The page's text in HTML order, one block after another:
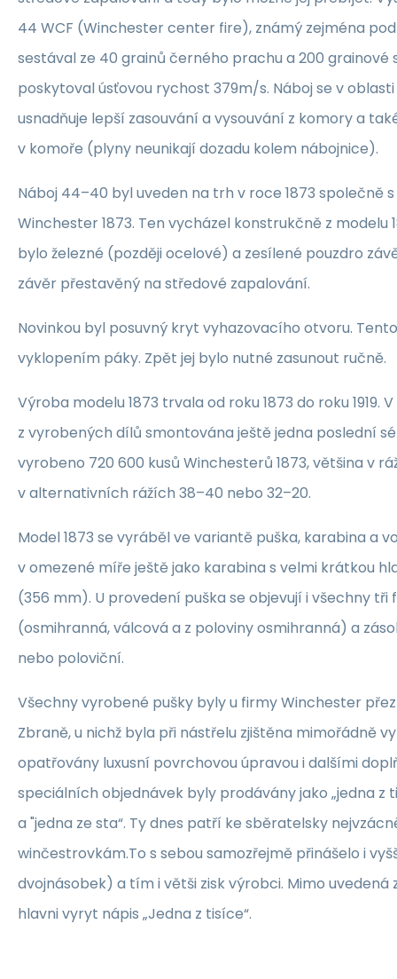
44 WCF (Winchester center fire), známý zejména
sestával ze 40 grainů černého prachu a 200 grainové
poskytoval úsťovou rychost 379m/s. Náboj se v
usnadňuje lepší zasouvání a vysouvání z komory a
v komoře (plyny neunikají dozadu kolem nábojnice).
Náboj 44–40 byl uveden na trh v roce 1873 společně
Winchester 1873. Ten vycházel konstrukčně z modelu
bylo železné (později ocelové) a zesílené pouzdro
závěr přestavěný na středové zapalování.
Novinkou byl posuvný kryt vyhazovacího otvoru.
vyklopením páky. Zpět jej bylo nutné zasunout ručně.
Výroba modelu 1873 trvala od roku 1873 do roku 1919.
z vyrobených dílů smontována ještě jedna poslední
vyrobeno 720 600 kusů Winchesterů 1873, většina v
v alternativních rážích 38–40 nebo 32–20.
Model 1873 se vyráběl ve variantě puška, karabina a
v omezené míře ještě jako karabina s velmi krátkou
(356 mm). U provedení puška se objevují i všechny tři
(osmihranná, válcová a z poloviny osmihranná) a
nebo poloviční.
Všechny vyrobené pušky byly u firmy Winchester
Zbraně, u nichž byla při nástřelu zjištěna mimořádně
opatřovány luxusní povrchovou úpravou i dalšími
speciálních objednávek byly prodávány jako „jedna z
a "jedna ze sta“. Ty dnes patří ke sběratelsky
winčestrovkám.To s sebou samozřejmě přinášelo i
dvojnásobek) a tím i větši zisk výrobci. Mimo
hlavni vyryt nápis „Jedna z tisíce“.